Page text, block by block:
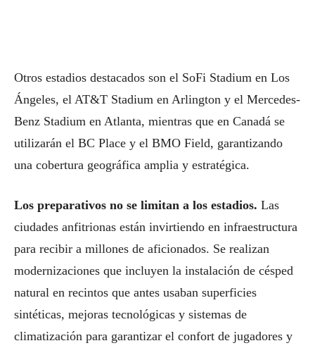
Otros estadios destacados son el SoFi Stadium en Los
Ángeles, el AT&T Stadium en Arlington y el Mercedes-
Benz Stadium en Atlanta, mientras que en Canadá se
utilizarán el BC Place y el BMO Field, garantizando
una cobertura geográfica amplia y estratégica.
Los preparativos no se limitan a los estadios. Las
ciudades anfitrionas están invirtiendo en infraestructura
para recibir a millones de aficionados. Se realizan
modernizaciones que incluyen la instalación de césped
natural en recintos que antes usaban superficies
sintéticas, mejoras tecnológicas y sistemas de
climatización para garantizar el confort de jugadores y